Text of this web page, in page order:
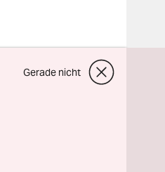
Gerade nicht